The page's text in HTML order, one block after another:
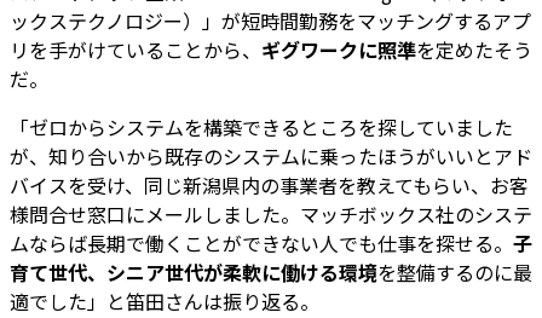
ックステクノロジー）」が短時間勤務をマッチングするアプ
リを手がけていることから、 ギグワークに照準を定めたそう
だ。
「ゼロからシステムを構築できるところを探していました
が、知り合いから既存のシステムに乗ったほうがいいとアド
バイスを受け、同じ新潟県内の事業者を教えてもらい、お客
様問合せ窓口にメールしました。マッチボックス社のシステ
ムならば長期で働くことができない人でも仕事を探せる。 子
育て世代、シニア世代が柔軟に働ける環境を整備するのに最
適でした」と笛田さんは振り返る。